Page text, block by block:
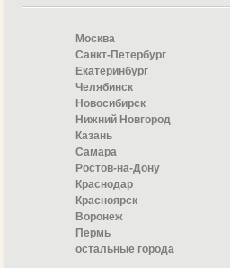
Москва
Санкт-Петербург
Екатеринбург
Челябинск
Новосибирск
Нижний Новгород
Казань
Самара
Ростов-на-Дону
Краснодар
Красноярск
Воронеж
Пермь
остальные города